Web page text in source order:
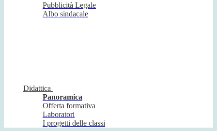
Pubblicità Legale
Albo sindacale
Didattica
Panoramica
Offerta formativa
Laboratori
I progetti delle classi